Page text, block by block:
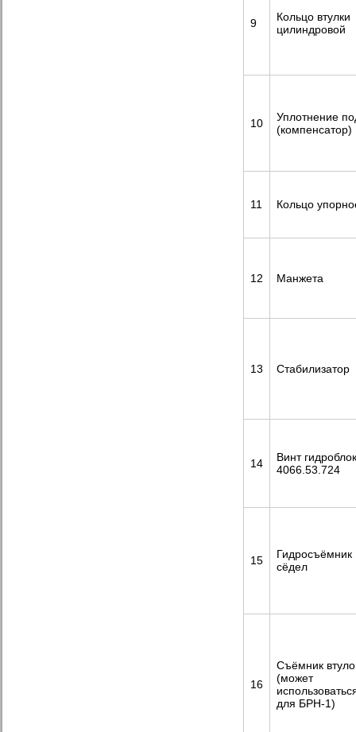
9
Кольцо втулки
цилиндровой
10
Уплотнение
(компенсатор)
11 Кольцо
12 Манжета
13 Стабилизатор
14
Винт
4066.53.724
15
Гидросъёмник
сёдел
16
Съёмник
(может
для БРН-1)